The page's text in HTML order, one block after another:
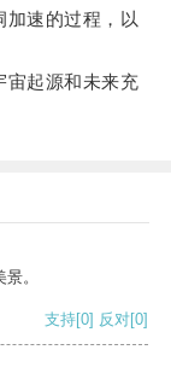
速的过程，以
起源和未来充
。
支持[0] 反对[0]